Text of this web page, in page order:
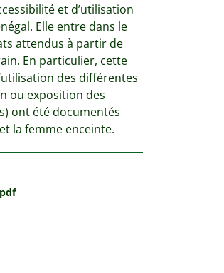
et d’utilisation
Elle entre dans le
attendus à partir de
En particulier, cette
des différentes
ou exposition des
ont été documentés
la femme enceinte.